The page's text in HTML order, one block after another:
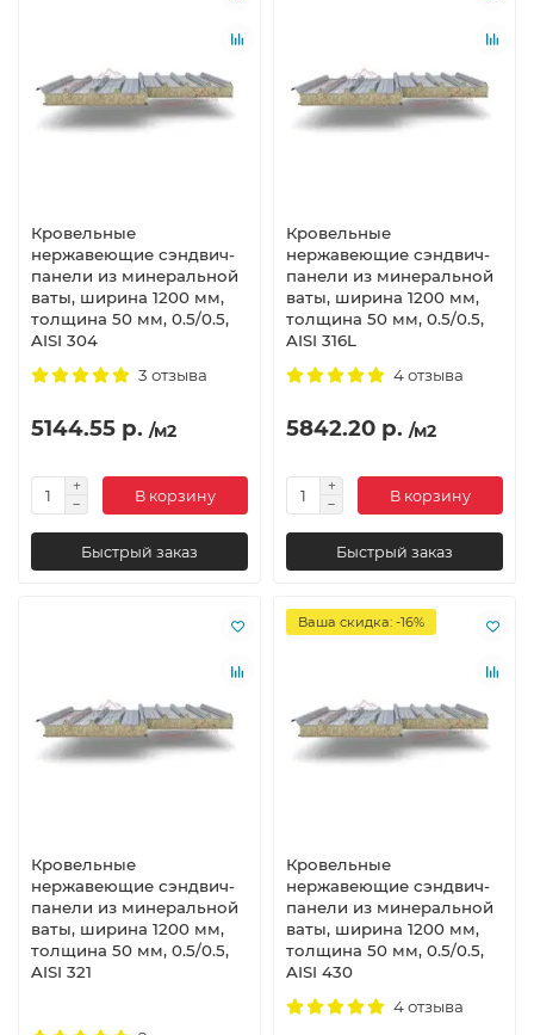
Кровельные
нержавеющие сэндвич-
панели из минеральной
ваты, ширина 1200 мм,
толщина 50 мм, 0.5/0.5,
AISI 304
3 отзыва
5144.55 р. /м2
В корзину
Быстрый заказ
Кровельные
нержавеющие сэндвич-
панели из минеральной
ваты, ширина 1200 мм,
толщина 50 мм, 0.5/0.5,
AISI 316L
4 отзыва
5842.20 р. /м2
В корзину
Быстрый заказ
Кровельные
нержавеющие сэндвич-
панели из минеральной
ваты, ширина 1200 мм,
толщина 50 мм, 0.5/0.5,
AISI 321
Ваша скидка: -16%
Кровельные
нержавеющие сэндвич-
панели из минеральной
ваты, ширина 1200 мм,
толщина 50 мм, 0.5/0.5,
AISI 430
4 отзыва